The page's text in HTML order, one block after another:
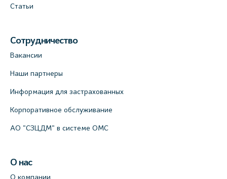
Статьи
Сотрудничество
Вакансии
Наши партнеры
Информация для застрахованных
Корпоративное обслуживание
АО "СЗЦДМ" в системе ОМС
О нас
О компании